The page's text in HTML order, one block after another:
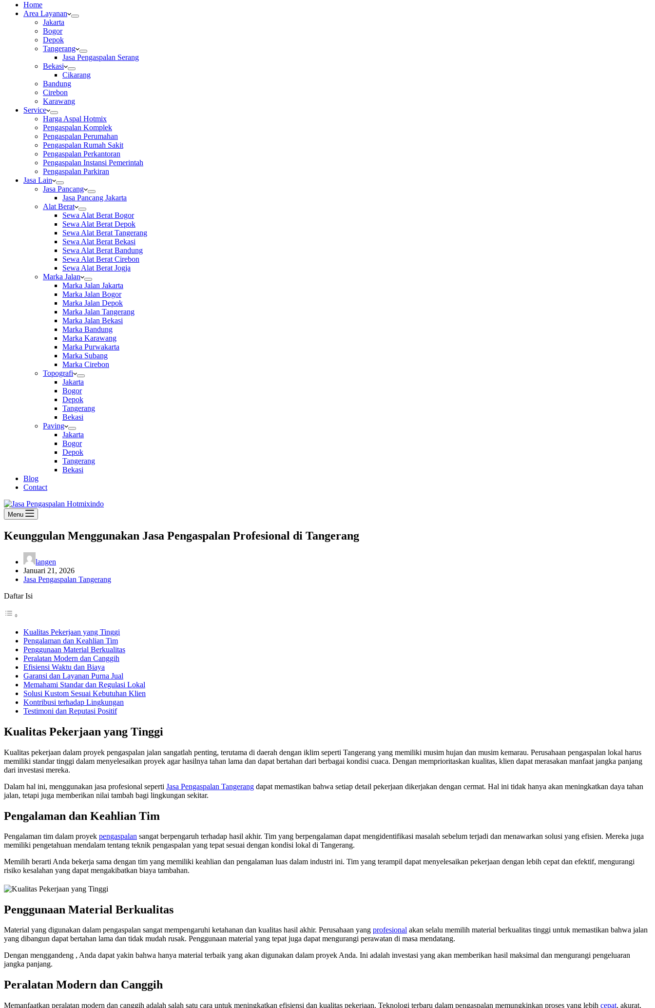
Home
Area Layanan
Jakarta
Bogor
Depok
Tangerang
Jasa Pengaspalan Serang
Bekasi
Cikarang
Bandung
Cirebon
Karawang
Service
Harga Aspal Hotmix
Pengaspalan Komplek
Pengaspalan Perumahan
Pengaspalan Rumah Sakit
Pengaspalan Perkantoran
Pengaspalan Instansi Pemerintah
Pengaspalan Parkiran
Jasa Lain
Jasa Pancang
Jasa Pancang Jakarta
Alat Berat
Sewa Alat Berat Bogor
Sewa Alat Berat Depok
Sewa Alat Berat Tangerang
Sewa Alat Berat Bekasi
Sewa Alat Berat Bandung
Sewa Alat Berat Cirebon
Sewa Alat Berat Jogja
Marka Jalan
Marka Jalan Jakarta
Marka Jalan Bogor
Marka Jalan Depok
Marka Jalan Tangerang
Marka Jalan Bekasi
Marka Bandung
Marka Karawang
Marka Purwakarta
Marka Subang
Marka Cirebon
Topografi
Jakarta
Bogor
Depok
Tangerang
Bekasi
Paving
Jakarta
Bogor
Depok
Tangerang
Bekasi
Blog
Contact
Menu
Keunggulan Menggunakan Jasa Pengaspalan Profesional di Tangerang
langen
Januari 21, 2026
Jasa Pengaspalan Tangerang
Daftar Isi
Kualitas Pekerjaan yang Tinggi
Pengalaman dan Keahlian Tim
Penggunaan Material Berkualitas
Peralatan Modern dan Canggih
Efisiensi Waktu dan Biaya
Garansi dan Layanan Purna Jual
Memahami Standar dan Regulasi Lokal
Solusi Kustom Sesuai Kebutuhan Klien
Kontribusi terhadap Lingkungan
Testimoni dan Reputasi Positif
Kualitas Pekerjaan yang Tinggi
Kualitas pekerjaan dalam proyek pengaspalan jalan sangatlah penting, terutama di daerah dengan iklim seperti Tangerang yang memiliki musim hujan dan musim kemarau. Perusahaan pengaspalan lokal harus
memiliki standar tinggi dalam menyelesaikan proyek agar hasilnya tahan lama dan dapat bertahan dari berbagai kondisi cuaca. Dengan memprioritaskan kualitas, klien dapat merasakan manfaat jangka panjang
dari investasi mereka.
Dalam hal ini, menggunakan jasa profesional seperti Jasa Pengaspalan Tangerang dapat memastikan bahwa setiap detail pekerjaan dikerjakan dengan cermat. Hal ini tidak hanya akan meningkatkan daya tahan
jalan, tetapi juga memberikan nilai tambah bagi lingkungan sekitar.
Pengalaman dan Keahlian Tim
Pengalaman tim dalam proyek pengaspalan sangat berpengaruh terhadap hasil akhir. Tim yang berpengalaman dapat mengidentifikasi masalah sebelum terjadi dan menawarkan solusi yang efisien. Mereka juga
memiliki pengetahuan mendalam tentang teknik pengaspalan yang tepat sesuai dengan kondisi lokal di Tangerang.
Memilih berarti Anda bekerja sama dengan tim yang memiliki keahlian dan pengalaman luas dalam industri ini. Tim yang terampil dapat menyelesaikan pekerjaan dengan lebih cepat dan efektif, mengurangi
risiko kesalahan yang dapat mengakibatkan biaya tambahan.
Penggunaan Material Berkualitas
Material yang digunakan dalam pengaspalan sangat mempengaruhi ketahanan dan kualitas hasil akhir. Perusahaan yang profesional akan selalu memilih material berkualitas tinggi untuk memastikan bahwa jalan
yang dibangun dapat bertahan lama dan tidak mudah rusak. Penggunaan material yang tepat juga dapat mengurangi perawatan di masa mendatang.
Dengan menggandeng , Anda dapat yakin bahwa hanya material terbaik yang akan digunakan dalam proyek Anda. Ini adalah investasi yang akan memberikan hasil maksimal dan mengurangi pengeluaran
jangka panjang.
Peralatan Modern dan Canggih
Memanfaatkan peralatan modern dan canggih adalah salah satu cara untuk meningkatkan efisiensi dan kualitas pekerjaan. Teknologi terbaru dalam pengaspalan memungkinkan proses yang lebih cepat, akurat,